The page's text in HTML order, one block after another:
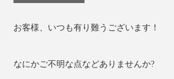
お客様、いつも有り難うございます！
なにかご不明な点などありませんか?